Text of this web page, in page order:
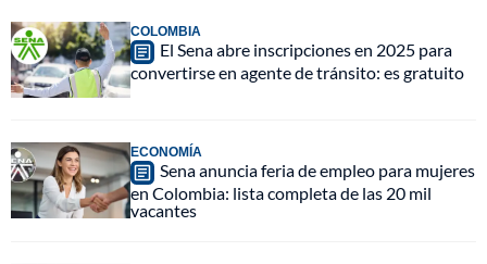
COLOMBIA
El Sena abre inscripciones en 2025 para
convertirse en agente de tránsito: es gratuito
ECONOMÍA
Sena anuncia feria de empleo para mujeres
en Colombia: lista completa de las 20 mil
vacantes